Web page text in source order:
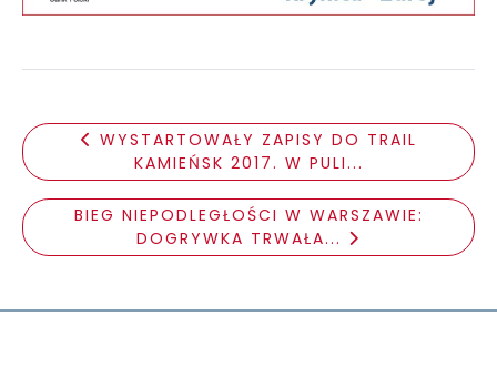
WYSTARTOWAŁY ZAPISY DO TRAIL
KAMIEŃSK 2017. W PULI...
BIEG NIEPODLEGŁOŚCI W WARSZAWIE:
DOGRYWKA TRWAŁA...